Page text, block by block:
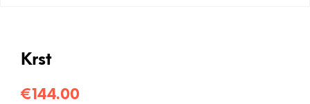
Krst
€144.00